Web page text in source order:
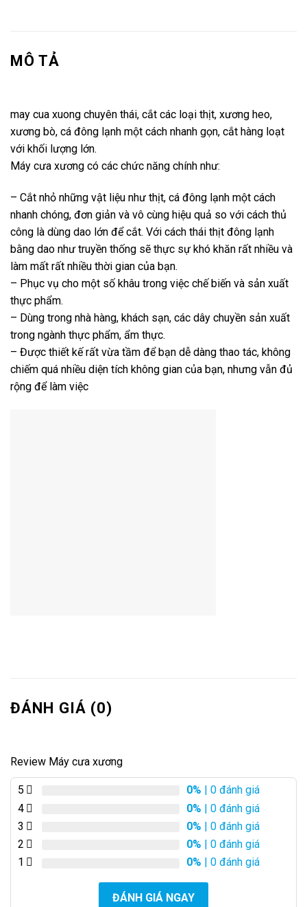
MÔ TẢ
may cua xuong chuyên thái, cắt các loại thịt, xương heo,
xương bò, cá đông lạnh một cách nhanh gọn, cắt hàng loạt
với khối lượng lớn.
Máy cưa xương có các chức năng chính như:
– Cắt nhỏ những vật liệu như thịt, cá đông lạnh một cách
nhanh chóng, đơn giản và vô cùng hiệu quả so với cách thủ
công là dùng dao lớn để cắt. Với cách thái thịt đông lạnh
bằng dao như truyền thống sẽ thực sự khó khăn rất nhiều và
làm mất rất nhiều thời gian của bạn.
– Phục vụ cho một số khâu trong việc chế biến và sản xuất
thực phẩm.
– Dùng trong nhà hàng, khách sạn, các dây chuyền sản xuất
trong ngành thực phẩm, ẩm thực.
– Được thiết kế rất vừa tầm để bạn dễ dàng thao tác, không
chiếm quá nhiều diện tích không gian của bạn, nhưng vẫn đủ
rộng để làm việc
ĐÁNH GIÁ (0)
Review Máy cưa xương
5 0% | 0 đánh giá
4
0% | 0 đánh giá
3
0% | 0 đánh giá
2
0% | 0 đánh giá
1
0% | 0 đánh giá
ĐÁNH GIÁ NGAY